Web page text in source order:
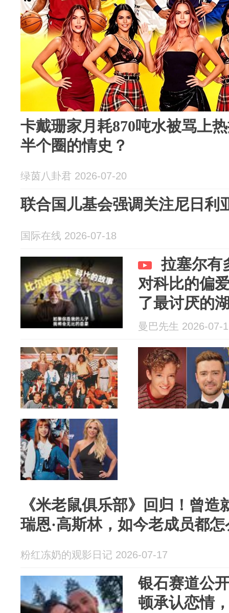
卡戴珊家月耗870吨水被骂上
半个圈的情史？
绿茵八卦君 2026-07-20
联合国儿基会强调关注尼日利
国际在线 2026-07-18
拉塞尔有
对科比的偏
了最讨厌的
曼巴先生 2026-07-
《米老鼠俱乐部》回归！曾
瑞恩·高斯林，如今老成员都
粉红冻奶的观影日记 2026-07-17
银石赛道公
顿承认恋情